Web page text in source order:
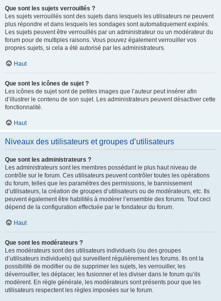
Que sont les sujets verrouillés ?
Les sujets verrouillés sont des sujets dans lesquels les utilisateurs ne peuvent
plus répondre et dans lesquels les sondages sont automatiquement expirés.
Les sujets peuvent être verrouillés par un administrateur ou un modérateur du
forum pour de multiples raisons. Vous pouvez également verrouiller vos
propres sujets, si cela a été autorisé par les administrateurs.
Haut
Que sont les icônes de sujet ?
Les icônes de sujet sont de petites images que l’auteur peut insérer afin
d’illustrer le contenu de son sujet. Les administrateurs peuvent désactiver cette
fonctionnalité.
Haut
Niveaux des utilisateurs et groupes d’utilisateurs
Que sont les administrateurs ?
Les administrateurs sont les membres possédant le plus haut niveau de
contrôle sur le forum. Ces utilisateurs peuvent contrôler toutes les opérations
du forum, telles que les paramètres des permissions, le bannissement
d’utilisateurs, la création de groupes d’utilisateurs ou de modérateurs, etc. Ils
peuvent également être habilités à modérer l’ensemble des forums. Tout ceci
dépend de la configuration effectuée par le fondateur du forum.
Haut
Que sont les modérateurs ?
Les modérateurs sont des utilisateurs individuels (ou des groupes
d’utilisateurs individuels) qui surveillent régulièrement les forums. Ils ont la
possibilité de modifier ou de supprimer les sujets, les verrouiller, les
déverrouiller, les déplacer, les fusionner et les diviser dans le forum qu’ils
modèrent. En règle générale, les modérateurs sont présents pour que les
utilisateurs respectent les règles imposées sur le forum.